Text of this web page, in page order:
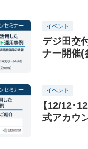
イベント
デジ田交
ナー開催(
イベント
【12/12・
式アカウ